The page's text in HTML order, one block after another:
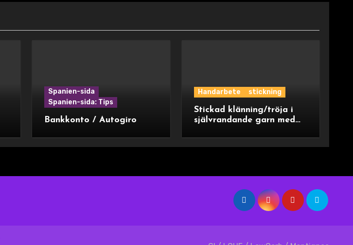
Spanien-sida
Spanien-sida: Tips
Bankkonto / Autogiro
Handarbete stickning
Stickad klänning/tröja i
självrandande garn med